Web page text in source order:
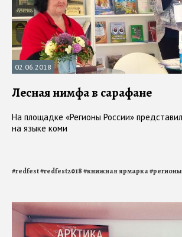
02.06.2018
Лесная нимфа в сарафане
На площадке «Регионы России»
на языке коми
#redfest#redfest2018#книжная ярмарка#